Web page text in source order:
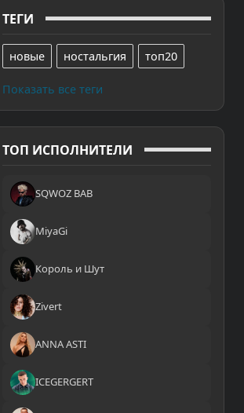
ТЕГИ
новые ностальгия топ20
Показать все теги
ТОП ИСПОЛНИТЕЛИ
SQWOZ BAB
MiyaGi
Король и Шут
Zivert
ANNA ASTI
ICEGERGERT